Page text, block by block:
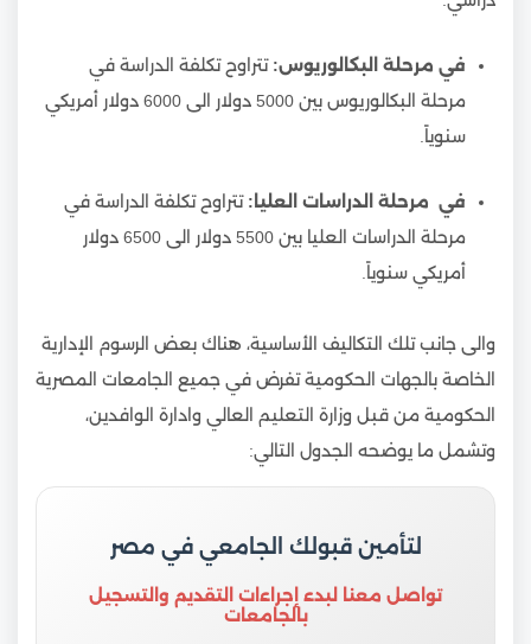
في مرحلة البكالوريوس:تتراوح تكلفة الدراسة في
مرحلة البكالوريوس بين 5000 دولار الى 6000 دولار أمريكي
سنوياً.
في مرحلة الدراسات العليا:تتراوح تكلفة الدراسة في
مرحلة الدراسات العليا بين 5500 دولار الى 6500 دولار
أمريكي سنوياً.
والى جانب تلك التكاليف الأساسية، هناك بعض الرسوم الإدارية
الخاصة بالجهات الحكومية تفرض في جميع الجامعات المصرية
الحكومية من قبل وزارة التعليم العالي وادارة الوافدين،
وتشمل ما يوضحه الجدول التالي:
لتأمين قبولك الجامعي في مصر
تواصل معنا لبدء إجراءات التقديم والتسجيل
بالجامعات